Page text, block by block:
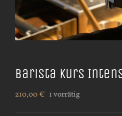
Barista Kurs
210,00€ 1 vorrätig